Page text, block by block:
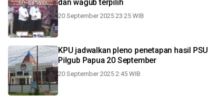
dan wagub terpilih
20 September 2025 23:25 WIB
KPU jadwalkan pleno penetapan hasil PSU
Pilgub Papua 20 September
20 September 2025 2:45 WIB